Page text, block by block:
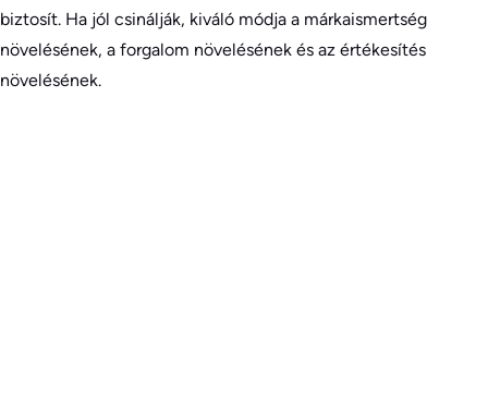
biztosít. Ha jól csinálják, kiváló módja a márkaismertség
növelésének, a forgalom növelésének és az értékesítés
növelésének.